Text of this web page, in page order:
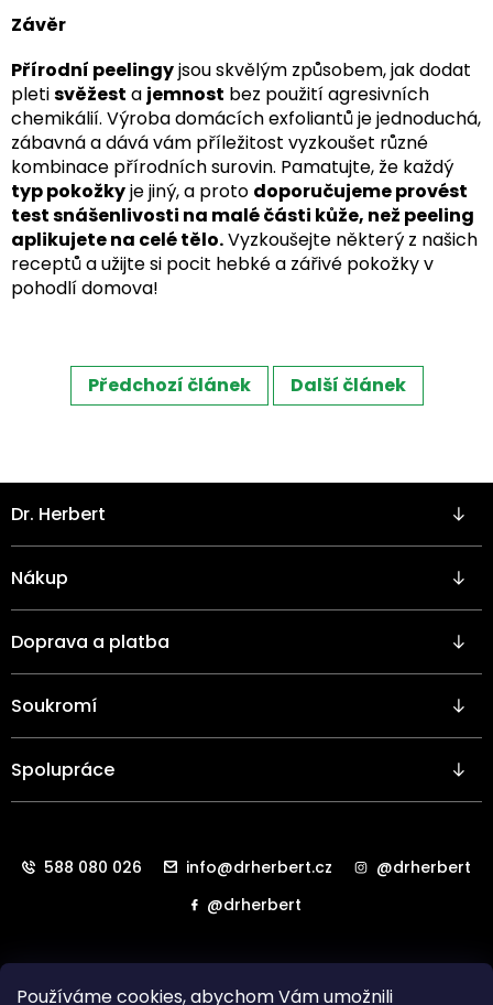
Používáme cookies, abychom Vám umožnili
Závěr
Přírodní peelingyjsou skvělým způsobem, jak dodat
pletisvěžest a jemnost bez použití agresivních
chemikálií. Výroba domácích exfoliantů je jednoduchá,
zábavná a dává vám příležitost vyzkoušet různé
kombinace přírodních surovin. Pamatujte, že každý
typ pokožkyje jiný, a proto doporučujeme provést
test snášenlivosti na malé části kůže, než peeling
aplikujete na celé tělo.Vyzkoušejte některý z našich
receptů a užijte si pocit hebké a zářivé pokožky v
pohodlí domova!
Předchozí článek Další článek
Z
á
p
a
Dr. Herbert
Nákup
Doprava a platba
Soukromí
Spolupráce
588 080 026 info@drherbert.cz
@drherbert
@drherbert